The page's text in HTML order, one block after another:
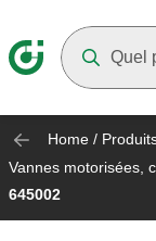
Home /
Vannes motorisées,
645002